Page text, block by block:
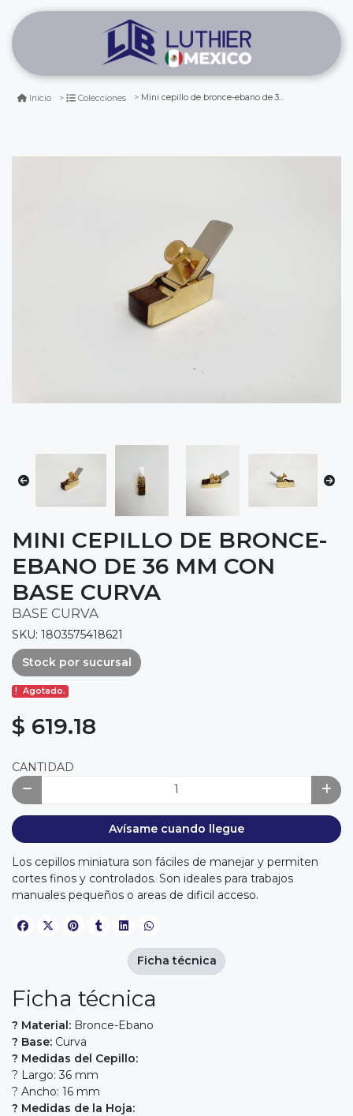
Inicio Colecciones Mini cepillo de bronce-ebano de 36 mm con base curva
MINI CEPILLO DE BRONCE-
EBANO DE 36 MM CON
BASE CURVA
BASE CURVA
SKU: 1803575418621
Stock por sucursal
Agotado.
$ 619.18
CANTIDAD
Avísame cuando llegue
Los cepillos miniatura son fáciles de manejar y permiten
cortes finos y controlados. Son ideales para trabajos
manuales pequeños o areas de dificil acceso.
Ficha técnica
? Material: Bronce-Ebano
? Base: Curva
? Medidas del Cepillo:
? Largo: 36 mm
? Ancho: 16 mm
? Medidas de la Hoja:
Ficha técnica